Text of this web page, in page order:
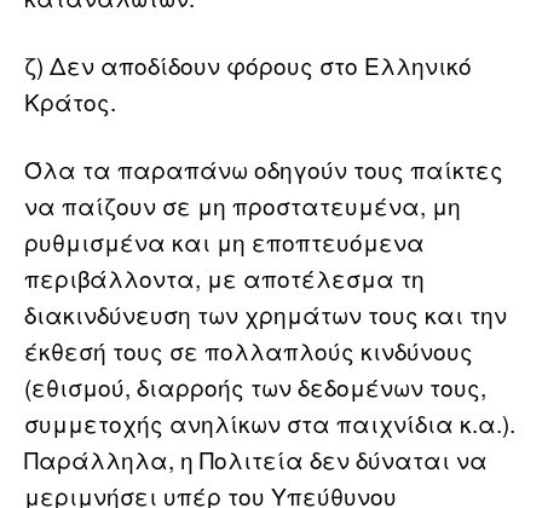
ζ) Δεν αποδίδουν φόρους στο Ελληνικό
Κράτος.
Όλα τα παραπάνω οδηγούν τους παίκτες
να παίζουν σε μη προστατευμένα, μη
ρυθμισμένα και μη εποπτευόμενα
περιβάλλοντα, με αποτέλεσμα τη
διακινδύνευση των χρημάτων τους και την
έκθεσή τους σε πολλαπλούς κινδύνους
(εθισμού, διαρροής των δεδομένων τους,
συμμετοχής ανηλίκων στα παιχνίδια κ.α.).
Παράλληλα, η Πολιτεία δεν δύναται να
μεριμνήσει υπέρ του Υπεύθυνου